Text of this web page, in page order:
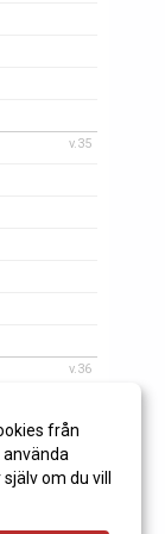
v.35
v.36
från
om du vill